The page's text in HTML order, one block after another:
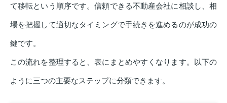
て移転という順序です。信頼できる不動産会社に相談し、相
場を把握して適切なタイミングで手続きを進めるのが成功の
鍵です。
この流れを整理すると、表にまとめやすくなります。以下の
ように三つの主要なステップに分類できます。